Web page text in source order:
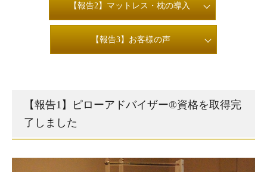
【報告2】マットレス・枕の導入
【報告3】お客様の声
【報告1】ピローアドバイザー®資格を取得完
了しました